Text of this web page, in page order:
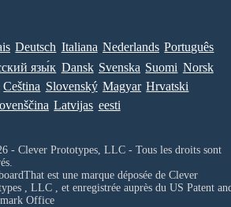
Deutsch Italiana Nederlands Português
язы́к Dansk Svenska Suomi Norsk
Ceština Slovenský Magyar Hrvatski
Latvijas eesti
- Clever Prototypes, LLC - Tous les droits sont
est une marque déposée de Clever
, LLC, et enregistrée auprès du US Patent
Office